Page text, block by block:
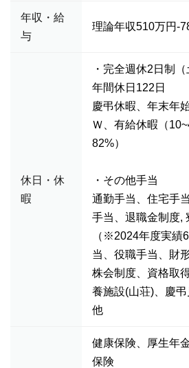
年収・給
与
理論年収510万円-
休日・休
暇
・完全週休2日制
年間休日122日
慶弔休暇、年末年
Ｗ、有給休暇（
82%）
・その他手当
通勤手当、住宅手
手当、退職金制度,
（※2024年度実績
当、役職手当、財
株会制度、資格取
養施設(山荘)、慶
他
健康保険、厚生年
保険